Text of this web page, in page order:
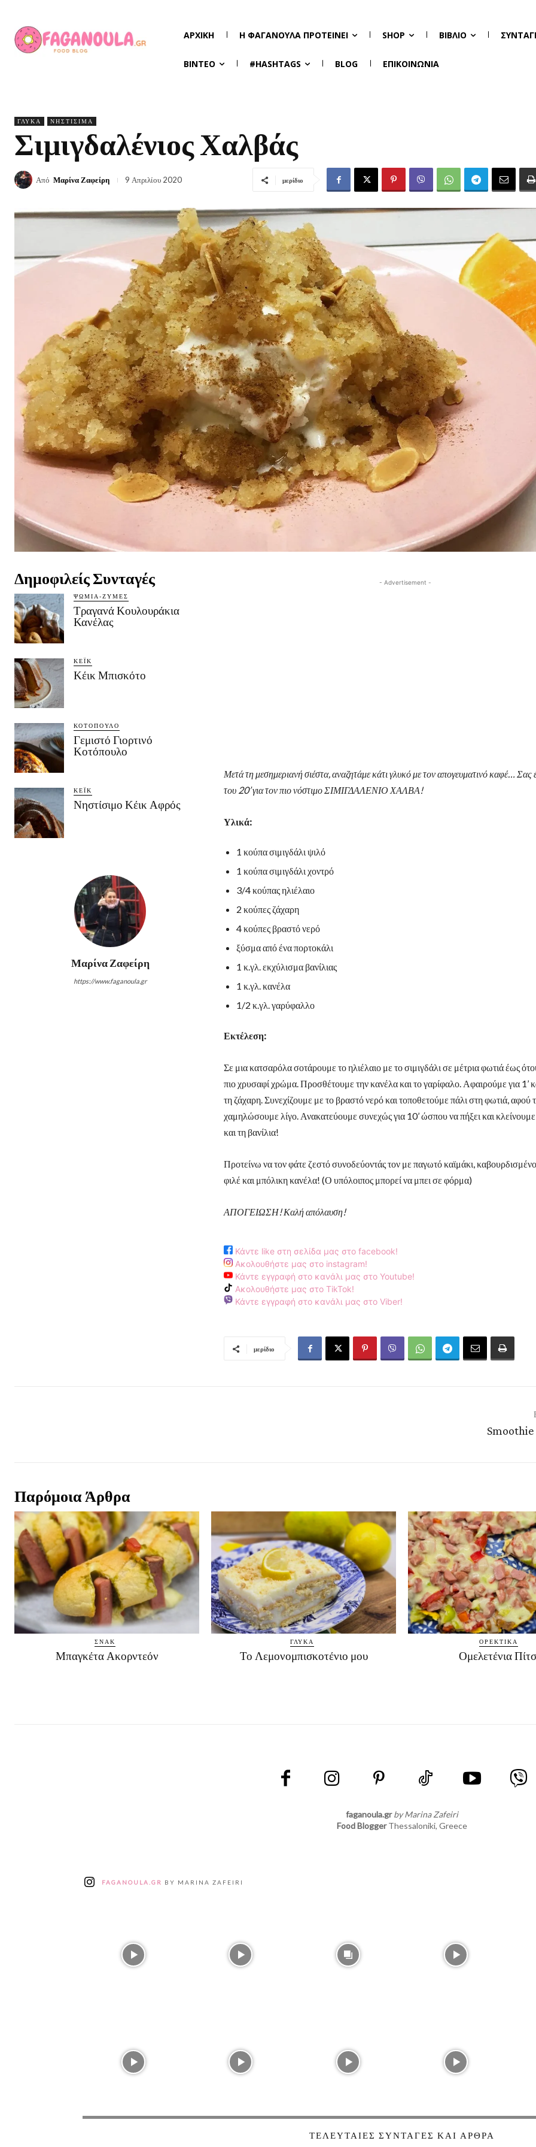
ΑΡΧΙΚΉ Η ΦΑΓΑΝΟΎΛΑ ΠΡΟΤΕΊΝΕΙ SHOP ΒΙΒΛΊΟ
ΒΊΝΤΕΟ #HASHTAGS BLOG ΕΠΙΚΟΙΝΩΝΊΑ
ΓΛΥΚΆ ΝΗΣΤΊΣΙΜΑ
Σιμιγδαλένιος Χαλβάς
Από Μαρίνα Ζαφείρη 9 Απριλίου 2020 μερίδιο
Δημοφιλείς Συνταγές
ΨΩΜΙΆ-ΖΎΜΕΣ
Τραγανά Κουλουράκια
Κανέλας
ΚΈΙΚ
Κέικ Μπισκότο
ΚΟΤΌΠΟΥΛΟ
Γεμιστό Γιορτινό
Κοτόπουλο
ΚΈΙΚ
Νηστίσιμο Κέικ Αφρός
Μαρίνα Ζαφείρη
https://www.faganoula.gr
- Advertisement -
Μετά τη μεσημεριανή σιέστα, αναζητάμε κάτι γλυκό με τον απογευματινό καφέ… Σας
του 20’ για τον πιο νόστιμο ΣΙΜΙΓΔΑΛΕΝΙΟ ΧΑΛΒΑ!
Υλικά:
1 κούπα σιμιγδάλι ψιλό
1 κούπα σιμιγδάλι χοντρό
3/4 κούπας ηλιέλαιο
2 κούπες ζάχαρη
4 κούπες βραστό νερό
ξύσμα από ένα πορτοκάλι
1 κ.γλ. εκχύλισμα βανίλιας
1 κ.γλ. κανέλα
1/2 κ.γλ. γαρύφαλλο
Εκτέλεση:
Σε μια κατσαρόλα σοτάρουμε το ηλιέλαιο με το σιμιγδάλι σε μέτρια φωτιά έως
πιο χρυσαφί χρώμα. Προσθέτουμε την κανέλα και το γαρίφαλο. Αφαιρούμε για 1’
τη ζάχαρη. Συνεχίζουμε με το βραστό νερό και τοποθετούμε πάλι στη φωτιά, αφού
χαμηλώσουμε λίγο. Ανακατεύουμε συνεχώς για 10’ ώσπου να πήξει και
και τη βανίλια!
Προτείνω να τον φάτε ζεστό συνοδεύοντάς τον με παγωτό καϊμάκι,
φιλέ και μπόλικη κανέλα! (Ο υπόλοιπος μπορεί να μπει σε φόρμα)
ΑΠΟΓΕΙΩΣΗ! Καλή απόλαυση!
Κάντε like στη σελίδα μας στο facebook!
Ακολουθήστε μας στο instagram!
Κάντε εγγραφή στο κανάλι μας στο Youtube!
Ακολουθήστε μας στο TikTok!
Κάντε εγγραφή στο κανάλι μας στο Viber!
μερίδιο
Παρόμοια Άρθρα
ΣΝΑΚ
Μπαγκέτα Ακορντεόν
ΓΛΥΚΆ
Το Λεμονομπισκοτένιο μου
ΟΡΕΚΤΙΚΆ
Ομελετένια
faganoula.gr by Marina Zafeiri
Food BloggerThessaloniki, Greece
FAGANOULA.GR BY MARINA ZAFEIRI
ΤΕΛΕΥΤΑΊΕΣ ΣΥΝΤΑΓΈΣ ΚΑΙ ΆΡΘΡΑ